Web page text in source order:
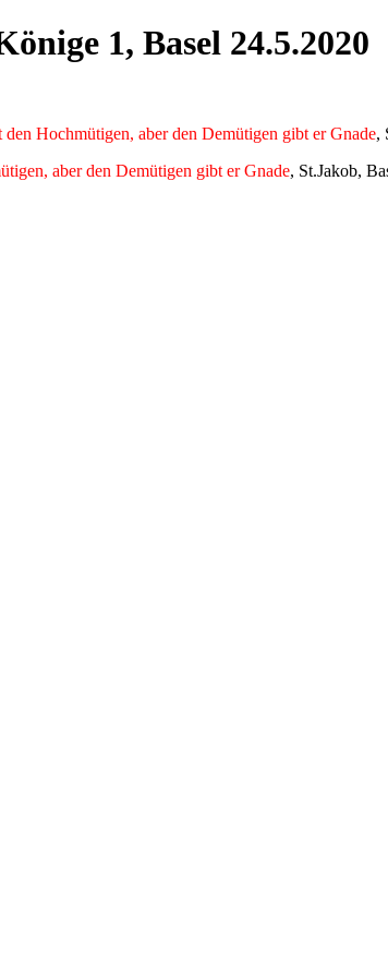
1, Basel 24.5.2020
den Hochmütigen, aber den Demütigen gibt er Gnade,
aber den Demütigen gibt er Gnade, St.Jakob,